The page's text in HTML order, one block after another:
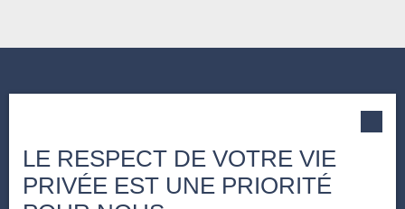
LE RESPECT DE VOTRE VIE
PRIVÉE EST UNE PRIORITÉ